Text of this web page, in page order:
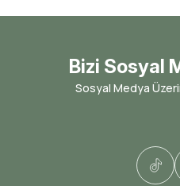
Bizi Sosyal
Sosyal Medya